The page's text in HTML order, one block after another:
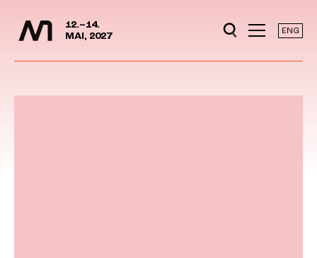
Hopp til hovedinnhold
12.–14.
MAI, 2027
ENG